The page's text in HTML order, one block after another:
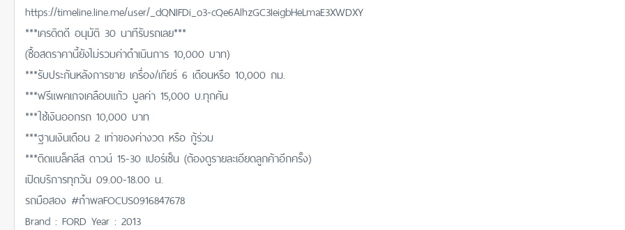
https://timeline.line.me/user/_dQNIFDi_o3-cQe6AlhzGC3IeigbHeLmaE3XWDXY
***เครดิตดี อนุมัติ 30 นาทีรับรถเลย***
(ซื้อสดราคานี้ยังไม่รวมค่าดำเนินการ 10,000 บาท)
***รับประกันหลังการขาย เครื่อง/เกียร์ 6 เดือนหรือ 10,000 กม.
***ฟรีแพคเกจเคลือบแก้ว มูลค่า 15,000 บ.ทุกคัน
***ใช้เงินออกรถ 10,000 บาท
***ฐานเงินเดือน 2 เท่าของค่างวด หรือ กู้ร่วม
***ติดแบล็คลีส ดาวน์ 15-30 เปอร์เซ็น (ต้องดูรายละเอียดลูกค้าอีกครั้ง)
เปิดบริการทุกวัน 09.00-18.00 น.
รถมือสอง #กำพลFOCUS0916847678
Brand : FORD Year : 2013